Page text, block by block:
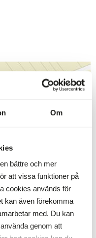
Om
bättre och mer
att vissa funktioner på
cookies används för
kan även förekomma
med. Du kan
genom att
i